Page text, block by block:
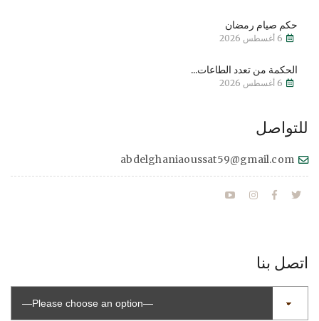
حكم صيام رمضان
6 أغسطس 2026
الحكمة من تعدد الطاعات...
6 أغسطس 2026
للتواصل
abdelghaniaoussat59@gmail.com
اتصل بنا